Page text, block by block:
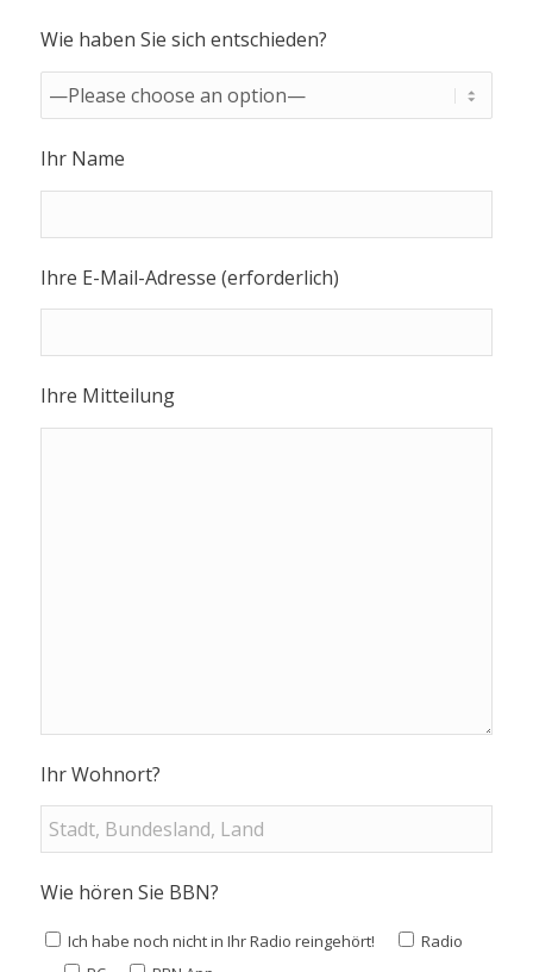
Wie haben Sie sich entschieden?
Ihr Name
Ihre E-Mail-Adresse (erforderlich)
Ihre Mitteilung
Ihr Wohnort?
Wie hören Sie BBN?
Ich habe noch nicht in Ihr Radio reingehört!
Radio